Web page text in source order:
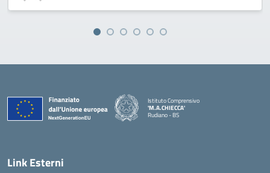
Istituto Comprensivo
'M.A.CHIECCA'
Rudiano - BS
Link Esterni